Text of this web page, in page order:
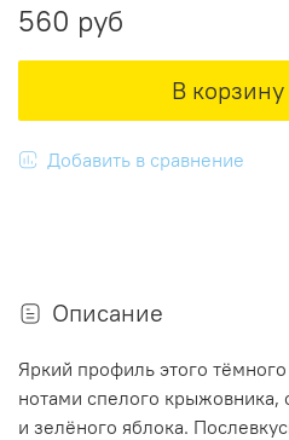
560 руб
В корзину
Добавить в сравнение
Описание
Яркий профиль этого
нотами спелого крыжовника,
и зелёного яблока.